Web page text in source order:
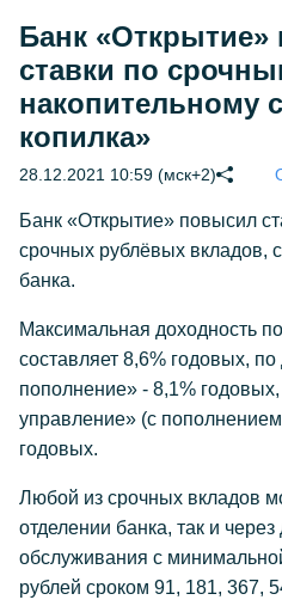
Банк
ставки по
накопительному
копилка»
28.12.2021 10:59 (мск+2)
Банк «Открытие» повысил
срочных рублёвых вкладов,
банка.
Максимальная доходность
составляет 8,6% годовых,
пополнение» - 8,1%
управление» (с
годовых.
Любой из срочных вкладов
отделении банка, так и
обслуживания с
рублей сроком 91, 181, 367,